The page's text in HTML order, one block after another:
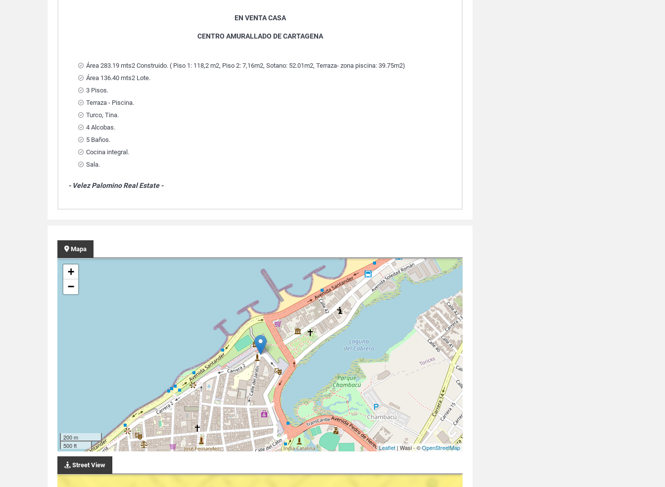
EN VENTA CASA
CENTRO AMURALLADO DE CARTAGENA
Área 283.19 mts2 Construido. ( Piso 1: 118,2 m2, Piso 2: 7,16m2, Sotano: 52.01m2, Terraza- zona piscina: 39.75m2)
Área 136.40 mts2 Lote.
3 Pisos.
Terraza - Piscina.
Turco, Tina.
4 Alcobas.
5 Baños.
Cocina integral.
Sala.
- Velez Palomino Real Estate -
Mapa
+
−
200 m
500 ft
Leaflet | Wasi - ©OpenStreetMap
Street View